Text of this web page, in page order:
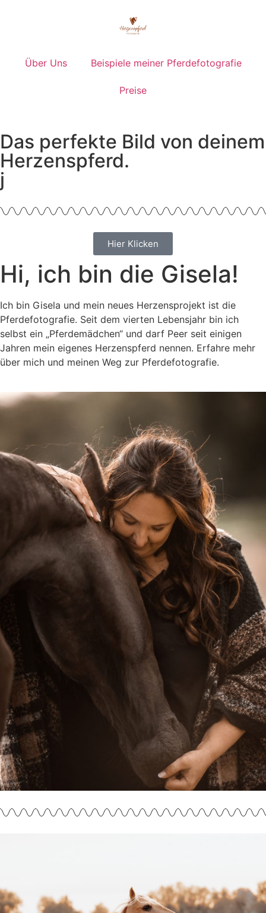
Über Uns Beispiele meiner Pferdefotografie
Preise
Das perfekte Bild von deinem
Herzenspferd.
j
Hier Klicken
Hi, ich bin die Gisela!
Ich bin Gisela und mein neues Herzensprojekt ist die
Pferdefotografie. Seit dem vierten Lebensjahr bin ich
selbst ein „Pferdemädchen“ und darf Peer seit einigen
Jahren mein eigenes Herzenspferd nennen. Erfahre mehr
über mich und meinen Weg zur Pferdefotografie.